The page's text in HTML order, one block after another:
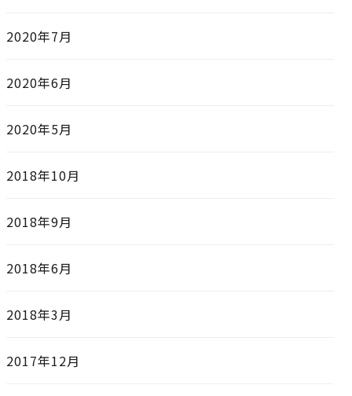
2020年7月
2020年6月
2020年5月
2018年10月
2018年9月
2018年6月
2018年3月
2017年12月